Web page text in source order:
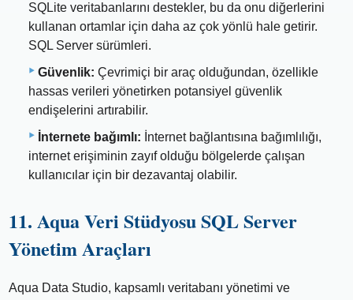
SQLite veritabanlarını destekler, bu da onu diğerlerini
kullanan ortamlar için daha az çok yönlü hale getirir.
SQL Server sürümleri.
Güvenlik: Çevrimiçi bir araç olduğundan, özellikle
hassas verileri yönetirken potansiyel güvenlik
endişelerini artırabilir.
İnternete bağımlı: İnternet bağlantısına bağımlılığı,
internet erişiminin zayıf olduğu bölgelerde çalışan
kullanıcılar için bir dezavantaj olabilir.
11. Aqua Veri Stüdyosu SQL Server
Yönetim Araçları
Aqua Data Studio, kapsamlı veritabanı yönetimi ve